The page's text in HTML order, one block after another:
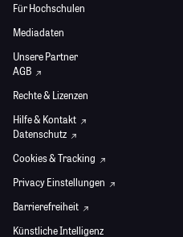
Für Hochschulen
Mediadaten
Unsere Partner
AGB
Rechte & Lizenzen
Hilfe & Kontakt
Datenschutz
Cookies & Tracking
Privacy Einstellungen
Barrierefreiheit
Künstliche Intelligenz